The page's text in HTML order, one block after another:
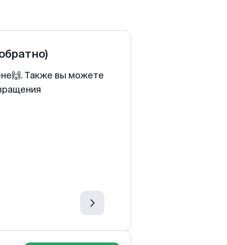
Также вы можете